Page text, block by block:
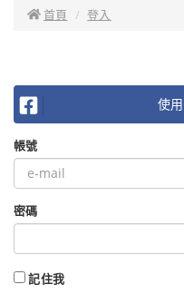
首頁 登入
使
帳號
密碼
記住我